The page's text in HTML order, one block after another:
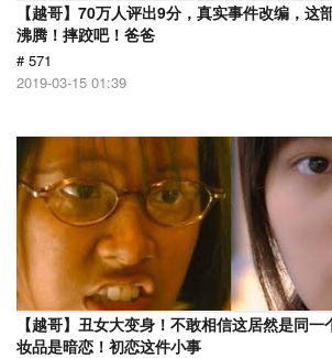
【越哥】70万人评出9分，真实事件改编，这
沸腾！摔跤吧！爸爸
# 571
2019-03-15 01:39
【越哥】丑女大变身！不敢相信这居然是同
妆品是暗恋！初恋这件小事